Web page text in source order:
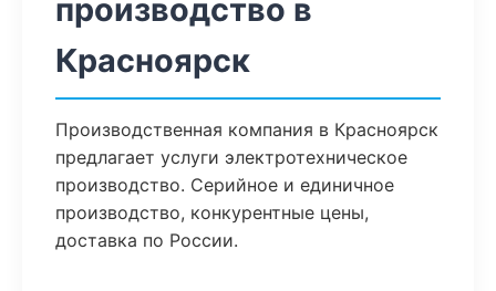
производство в
Красноярск
Производственная компания в Красноярск
предлагает услуги электротехническое
производство. Серийное и единичное
производство, конкурентные цены,
доставка по России.